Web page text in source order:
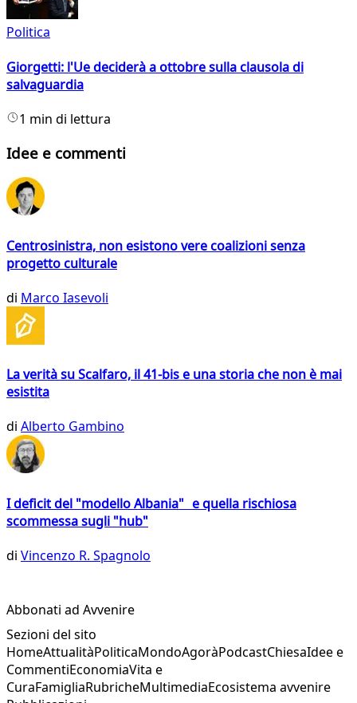
Politica
Giorgetti: l'Ue deciderà a ottobre sulla clausola di
salvaguardia
1 min di lettura
Idee e commenti
Centrosinistra, non esistono vere coalizioni senza
progetto culturale
di Marco Iasevoli
La verità su Scalfaro, il 41-bis e una storia che non è mai
esistita
di Alberto Gambino
I deficit del "modello Albania" e quella rischiosa
scommessa sugli "hub"
di Vincenzo R. Spagnolo
Abbonati ad Avvenire
Sezioni del sito
HomeAttualitàPoliticaMondoAgoràPodcastChiesaIdee e
CommentiEconomiaVita e
CuraFamigliaRubricheMultimediaEcosistema avvenire